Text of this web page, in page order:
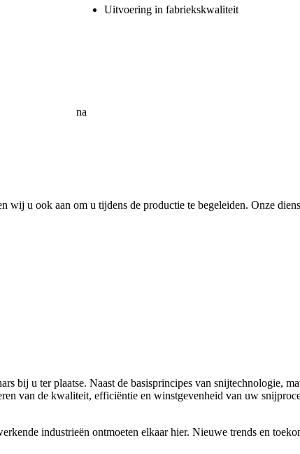
Uitvoering in fabriekskwaliteit
na
u ook aan om u tijdens de productie te begeleiden. Onze
bij u ter plaatse. Naast de basisprincipes van snijtechnologie,
van de kwaliteit, efficiëntie en winstgevenheid van uw
industrieën ontmoeten elkaar hier. Nieuwe trends en